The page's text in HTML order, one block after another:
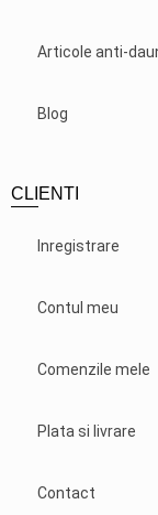
Articole anti-
Blog
CLIENTI
Inregistrare
Contul meu
Comenzile mele
Plata si livrare
Contact